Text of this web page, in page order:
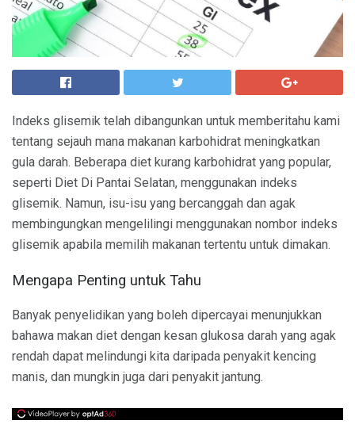
Indeks glisemik telah dibangunkan untuk memberitahu kami
tentang sejauh mana makanan karbohidrat meningkatkan
gula darah. Beberapa diet kurang karbohidrat yang popular,
seperti Diet Di Pantai Selatan, menggunakan indeks
glisemik. Namun, isu-isu yang bercanggah dan agak
membingungkan mengelilingi menggunakan nombor indeks
glisemik apabila memilih makanan tertentu untuk dimakan.
Mengapa Penting untuk Tahu
Banyak penyelidikan yang boleh dipercayai menunjukkan
bahawa makan diet dengan kesan glukosa darah yang agak
rendah dapat melindungi kita daripada penyakit kencing
manis, dan mungkin juga dari penyakit jantung.